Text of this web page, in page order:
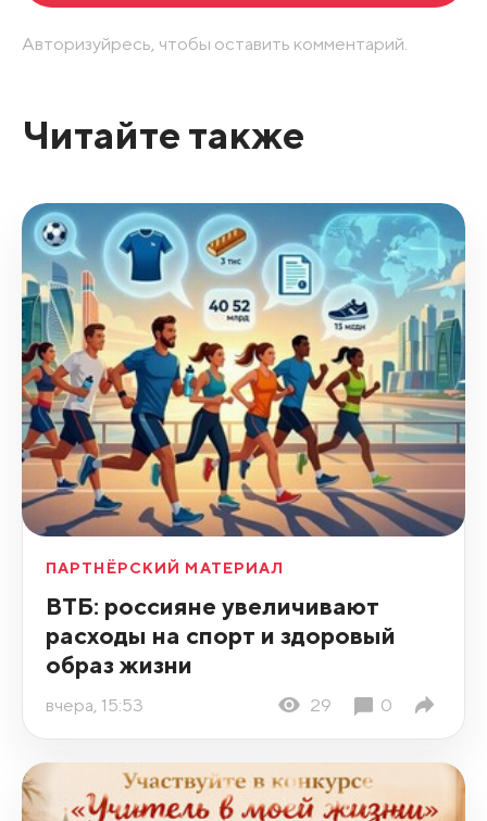
Авторизуйресь, чтобы оставить комментарий.
Читайте также
ПАРТНЁРСКИЙ МАТЕРИАЛ
ВТБ: россияне увеличивают
расходы на спорт и здоровый
образ жизни
вчера, 15:53 29 0